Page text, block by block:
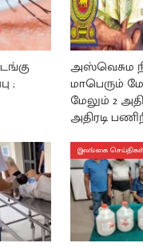
;
அஸ்வெசும
மாபெரும்
மேலும் 2
அதிரடி
இலங்கை